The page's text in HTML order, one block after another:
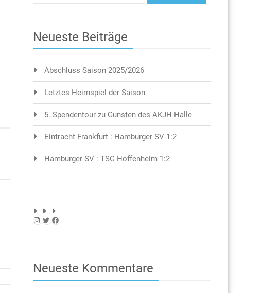
Neueste Beiträge
Abschluss Saison 2025/2026
Letztes Heimspiel der Saison
5. Spendentour zu Gunsten des AKJH Halle
Eintracht Frankfurt : Hamburger SV 1:2
Hamburger SV : TSG Hoffenheim 1:2
Instagram
TwitterFacebook
Neueste Kommentare